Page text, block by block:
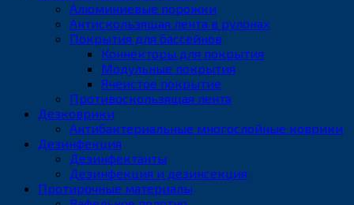
Алюминиевые порожки
Антискользящая лента в рулонах
Покрытия для бассейнов
Коннекторы для покрытия
Модульные покрытия
Ячеистое покрытие
Противоскользящая лента
Дезковрики
Антибактериальные многослойные коврики
Дезинфекция
Дезинфектанты
Дезинфекция и дезинсекция
Протирочные материалы